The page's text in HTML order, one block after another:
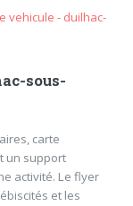
sous-
carte
un support
activité. Le flyer
et les